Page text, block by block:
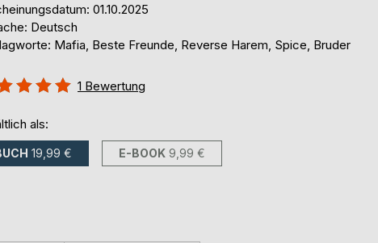
01.10.2025
Deutsch
Mafia, Beste Freunde, Reverse Harem, Spice, Bruder
1 Bewertung
als:
19,99 € E-BOOK 9,99 €